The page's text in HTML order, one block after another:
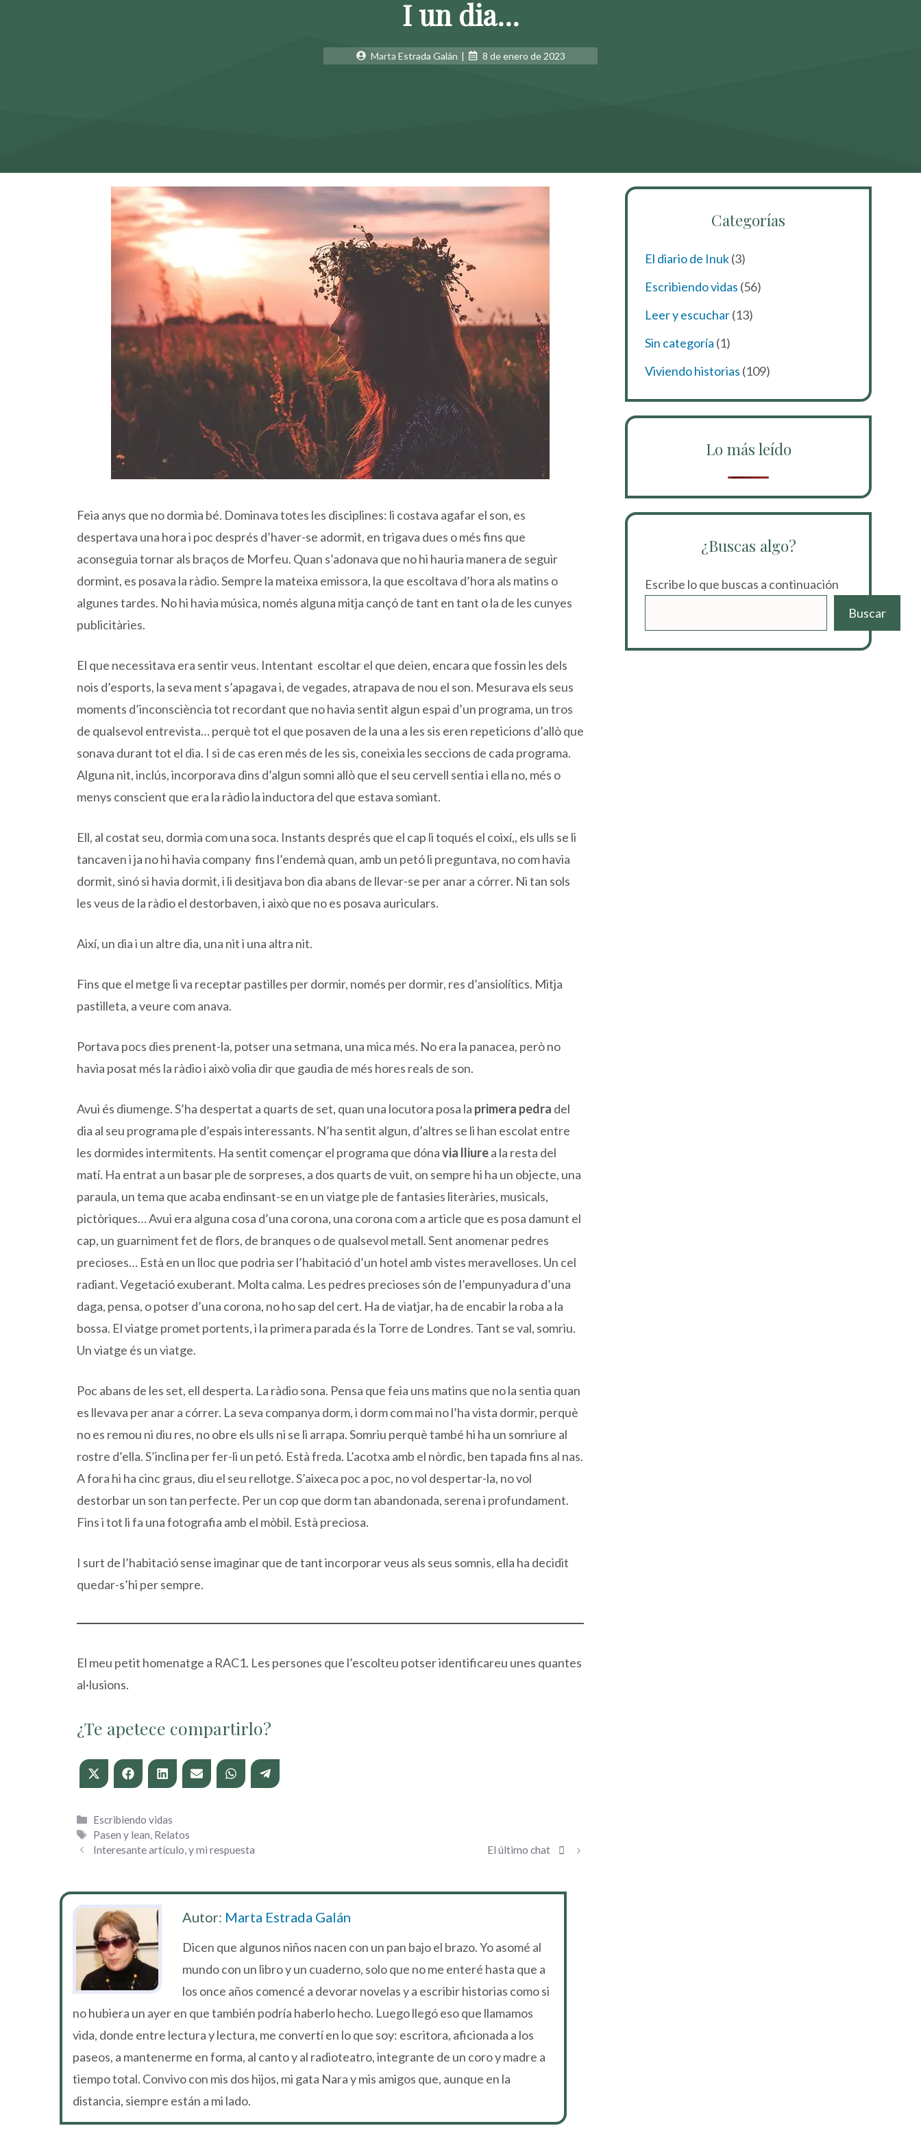
I un dia…
Marta Estrada Galán | 8 de enero de 2023
Feia anys que no dormia bé. Dominava totes les disciplines: li costava agafar el son, es
despertava una hora i poc després d’haver-se adormit, en trigava dues o més fins que
aconseguia tornar als braços de Morfeu. Quan s’adonava que no hi hauria manera de seguir
dormint, es posava la ràdio. Sempre la mateixa emissora, la que escoltava d’hora als matins o
algunes tardes. No hi havia música, només alguna mitja cançó de tant en tant o la de les cunyes
publicitàries.
El que necessitava era sentir veus. Intentant escoltar el que deien, encara que fossin les dels
nois d’esports, la seva ment s’apagava i, de vegades, atrapava de nou el son. Mesurava els seus
moments d’inconsciència tot recordant que no havia sentit algun espai d’un programa, un tros
de qualsevol entrevista… perquè tot el que posaven de la una a les sis eren repeticions d’allò que
sonava durant tot el dia. I si de cas eren més de les sis, coneixia les seccions de cada programa.
Alguna nit, inclús, incorporava dins d’algun somni allò que el seu cervell sentia i ella no, més o
menys conscient que era la ràdio la inductora del que estava somiant.
Ell, al costat seu, dormia com una soca. Instants després que el cap li toqués el coixí,, els ulls se li
tancaven i ja no hi havia company fins l’endemà quan, amb un petó li preguntava, no com havia
dormit, sinó si havia dormit, i li desitjava bon dia abans de llevar-se per anar a córrer. Ni tan sols
les veus de la ràdio el destorbaven, i això que no es posava auriculars.
Així, un dia i un altre dia, una nit i una altra nit.
Fins que el metge li va receptar pastilles per dormir, només per dormir, res d’ansiolítics. Mitja
pastilleta, a veure com anava.
Portava pocs dies prenent-la, potser una setmana, una mica més. No era la panacea, però no
havia posat més la ràdio i això volia dir que gaudia de més hores reals de son.
Avui és diumenge. S’ha despertat a quarts de set, quan una locutora posa la primera pedra del
dia al seu programa ple d’espais interessants. N’ha sentit algun, d’altres se li han escolat entre
les dormides intermitents. Ha sentit començar el programa que dónavia lliurea la resta del
matí. Ha entrat a un basar ple de sorpreses, a dos quarts de vuit, on sempre hi ha un objecte, una
paraula, un tema que acaba endinsant-se en un viatge ple de fantasies literàries, musicals,
pictòriques… Avui era alguna cosa d’una corona, una corona com a article que es posa damunt el
cap, un guarniment fet de flors, de branques o de qualsevol metall. Sent anomenar pedres
precioses… Està en un lloc que podria ser l’habitació d’un hotel amb vistes meravelloses. Un cel
radiant. Vegetació exuberant. Molta calma. Les pedres precioses són de l’empunyadura d’una
daga, pensa, o potser d’una corona, no ho sap del cert. Ha de viatjar, ha de encabir la roba a la
bossa. El viatge promet portents, i la primera parada és la Torre de Londres. Tant se val, somriu.
Un viatge és un viatge.
Poc abans de les set, ell desperta. La ràdio sona. Pensa que feia uns matins que no la sentia quan
es llevava per anar a córrer. La seva companya dorm, i dorm com mai no l’ha vista dormir, perquè
no es remou ni diu res, no obre els ulls ni se li arrapa. Somriu perquè també hi ha un somriure al
rostre d’ella. S’inclina per fer-li un petó. Està freda. L’acotxa amb el nòrdic, ben tapada fins al nas.
A fora hi ha cinc graus, diu el seu rellotge. S’aixeca poc a poc, no vol despertar-la, no vol
destorbar un son tan perfecte. Per un cop que dorm tan abandonada, serena i profundament.
Fins i tot li fa una fotografia amb el mòbil. Està preciosa.
I surt de l’habitació sense imaginar que de tant incorporar veus als seus somnis, ella ha decidit
quedar-s’hi per sempre.
El meu petit homenatge a RAC1. Les persones que l’escolteu potser identificareu unes quantes
al·lusions.
¿Te apetece compartirlo?
Compartir
en
(Twitter)
Compartir
en
Compartir
en
Compartir
en
Compartir
en
Compartir
en
Categorías
Escribiendo vidas
Etiquetas
Pasen y lean Relatos
Interesante artículo, y mi respuesta
El último chat
Autor: Marta Estrada Galán
Dicen que algunos niños nacen con un pan bajo el brazo. Yo asomé al
mundo con un libro y un cuaderno, solo que no me enteré hasta que a
los once años comencé a devorar novelas y a escribir historias como si
no hubiera un ayer en que también podría haberlo hecho. Luego llegó eso que llamamos
vida, donde entre lectura y lectura, me convertí en lo que soy: escritora, aficionada a los
paseos, a mantenerme en forma, al canto y al radioteatro, integrante de un coro y madre a
tiempo total. Convivo con mis dos hijos, mi gata Nara y mis amigos que, aunque en la
distancia, siempre están a mi lado.
Categorías
El diario de Inuk(3)
Escribiendo vidas (56)
Leer y escuchar(13)
Sin categoría (1)
Viviendo historias (109)
Lo más leído
¿Buscas algo?
Escribe lo que buscas a continuación
Buscar